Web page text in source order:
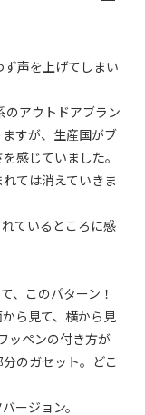
声を上げてしまい
のアウトドアブラン
すが、生産国がブ
感じていました。
ては消えていきま
ているところに感
、このパターン！
ら見て、横から見
ッペンの付き方が
のガセット。どこ
ージョン。